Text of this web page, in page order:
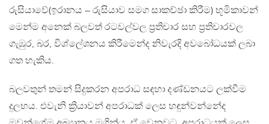
රුසියාවේ(ඉරානය – රුසියාව සමග සාකච්ඡා කිරීම) භූමිකාවන්
මෙන්ම අනෙක් බලවත් රටවල්වල ප්‍රතිචාර සහ ප්‍රතිචාරවල
ගැඹුර, බර, විශ්ලේශනය කිරීමෙන්ද නිවැරදි අවබෝධයක් ලබා
ගත හැකිය.
බලවතුන් තමන් සිදුකරන අපරාධ සඳහා දණ්ඩනයට ලක්වීම
දුලභය. එවැනි ක්‍රියාවන් අපරාධක් ලෙස හඳුන්වන්නේද